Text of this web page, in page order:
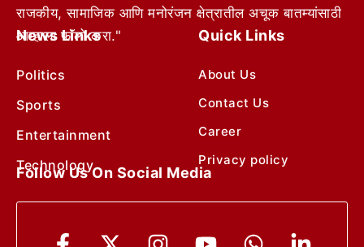
राजकीय, सामाजिक आणि मनोरंजन क्षेत्रातील अचूक बातम्यांसाठी
आम्हाला फॉलो करा."
News Links
Politics
Sports
Entertainment
Technology
Quick Links
About Us
Contact Us
Career
Privacy policy
Follow Us On Social Media